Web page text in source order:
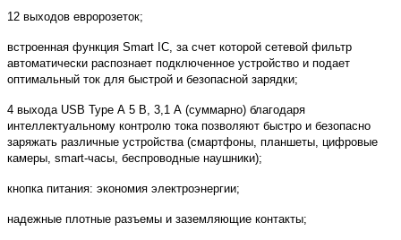
12 выходов евророзеток;
встроенная функция Smart IC, за счет которой сетевой фильтр
автоматически распознает подключенное устройство и подает
оптимальный ток для быстрой и безопасной зарядки;
4 выхода USB Type А 5 В, 3,1 А (суммарно) благодаря
интеллектуальному контролю тока позволяют быстро и безопасно
заряжать различные устройства (смартфоны, планшеты, цифровые
камеры, smart-часы, беспроводные наушники);
кнопка питания: экономия электроэнергии;
надежные плотные разъемы и заземляющие контакты;